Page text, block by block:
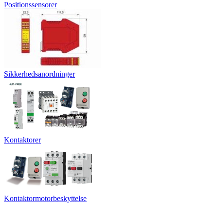
Positionssensorer
Sikkerhedsanordninger
Kontaktorer
Kontaktormotorbeskyttelse